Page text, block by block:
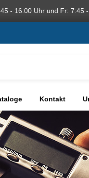
- 16:00 Uhr und Fr: 7:45
Kontakt